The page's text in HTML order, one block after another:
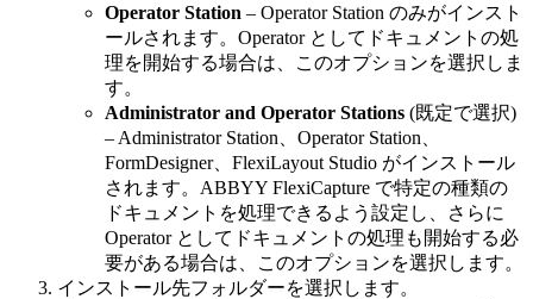
Operator Station – Operator Station のみがインスト
ールされます。Operator としてドキュメントの処
理を開始する場合は、このオプションを選択しま
す。
Administrator and Operator Stations (既定で選択)
– Administrator Station、Operator Station、
FormDesigner、FlexiLayout Studio がインストール
されます。ABBYY FlexiCapture で特定の種類の
ドキュメントを処理できるよう設定し、さらに
Operator としてドキュメントの処理も開始する必
要がある場合は、このオプションを選択します。
インストール先フォルダーを選択します。